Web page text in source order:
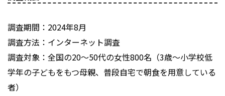
調査期間：2024年8月
調査方法：インターネット調査
調査対象：全国の20～50代の女性800名（3歳～小学校低
学年の子どもをもつ母親、普段自宅で朝食を用意している
者）